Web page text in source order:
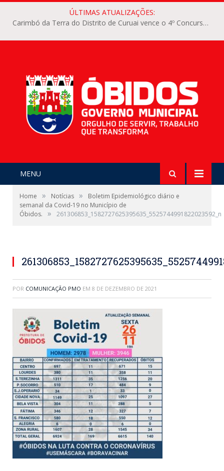
ÚLTIMAS ATUALIZAÇÕES:
Carimbó da Terra do Distrito de Curuai vence o 4º Concurso Intermunicipal de Carimbó do Arraiá dos Pauxis
MENU
Home » Notícias »
Boletim Epidemiológico diário e
semanal da Covid-19 no Município de
Óbidos.
» 261306853_1582727625395635_5525744991822023592_n
POR COMUNICAÇÃO PMO EM 8 DE DEZEMBRO DE 2021